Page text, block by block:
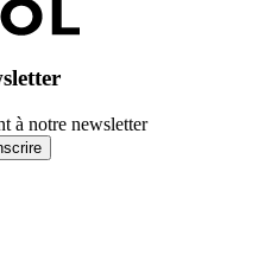
à notre newsletter